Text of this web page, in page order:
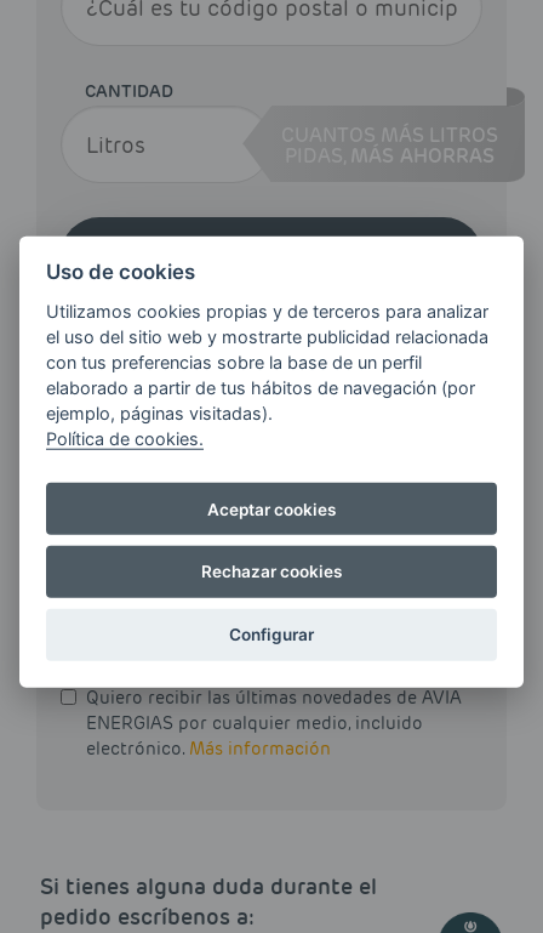
CANTIDAD
CUANTOS MÁS LITROS
MÁS AHORRAS
¿QUIERES ESTAR AL DÍA DE
LAS
ÚLTIMAS NOVEDADES?
Quiero recibir las últimas novedades de AVIA
ENERGIAS por cualquier medio, incluido
electrónico. Más información
Si tienes alguna duda durante el
pedido escríbenos a:
Uso de cookies
Utilizamos cookies propias y de terceros para analizar
el uso del sitio web y mostrarte publicidad relacionada
con tus preferencias sobre la base de un perfil
elaborado a partir de tus hábitos de navegación (por
ejemplo, páginas visitadas).
Política de cookies.
Aceptar cookies
Rechazar cookies
Configurar